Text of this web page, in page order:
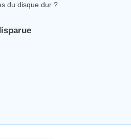
du disque dur ?